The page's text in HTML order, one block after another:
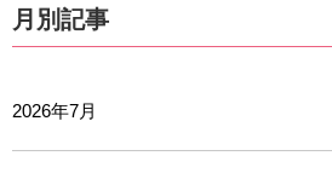
月別記事
2026年7月